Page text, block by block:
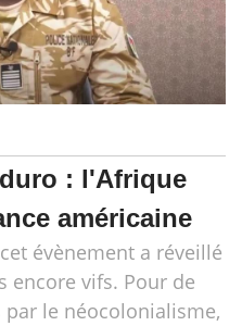
: l'Afrique
américaine
évènement a réveillé
encore vifs. Pour de
le néocolonialisme,